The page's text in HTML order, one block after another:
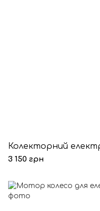
3 150 грн